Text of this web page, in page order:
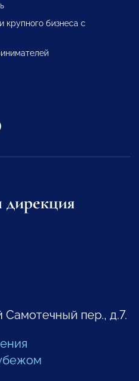
крупного бизнеса с
дирекция
Самотечный пер., д.7.